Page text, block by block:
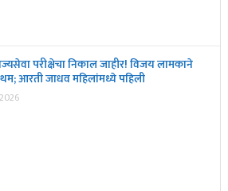
परीक्षेचा निकाल जाहीर! विजय लामकाने
आरती जाधव महिलांमध्ये पहिली